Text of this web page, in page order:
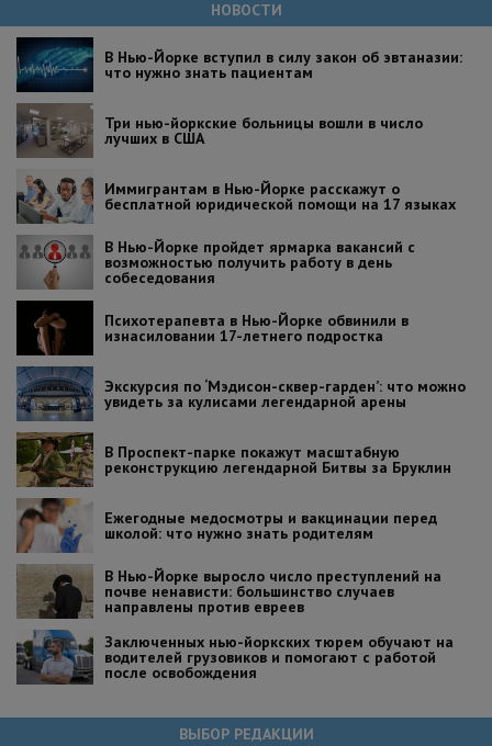
НОВОСТИ
В Нью-Йорке вступил в силу закон об эвтаназии:
что нужно знать пациентам
Три нью-йоркские больницы вошли в число
лучших в США
Иммигрантам в Нью-Йорке расскажут о
бесплатной юридической помощи на 17 языках
В Нью-Йорке пройдет ярмарка вакансий с
возможностью получить работу в день
собеседования
Психотерапевта в Нью-Йорке обвинили в
изнасиловании 17-летнего подростка
Экскурсия по ‘Мэдисон-сквер-гарден’: что можно
увидеть за кулисами легендарной арены
В Проспект-парке покажут масштабную
реконструкцию легендарной Битвы за Бруклин
Ежегодные медосмотры и вакцинации перед
школой: что нужно знать родителям
В Нью-Йорке выросло число преступлений на
почве ненависти: большинство случаев
направлены против евреев
Заключенных нью-йоркских тюрем обучают на
водителей грузовиков и помогают с работой
после освобождения
ВЫБОР РЕДАКЦИИ